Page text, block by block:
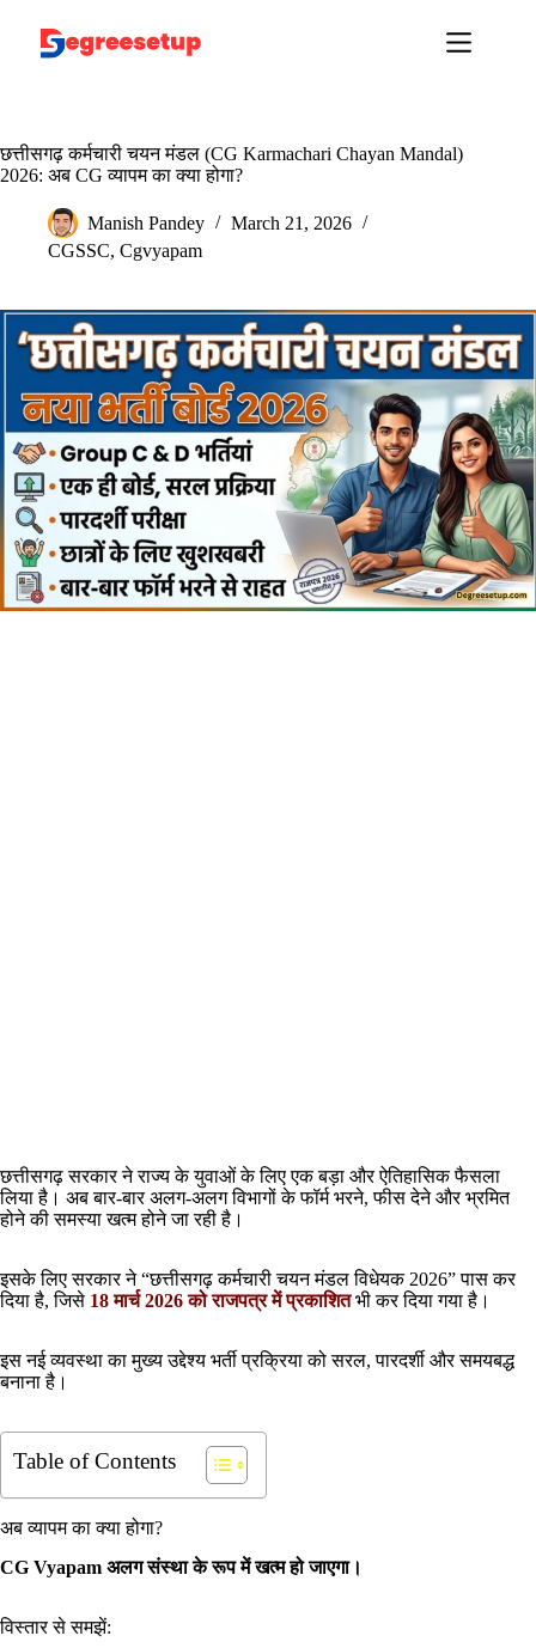
content
छत्तीसगढ़ कर्मचारी चयन मंडल (CG Karmachari Chayan Mandal)
2026: अब CG व्यापम का क्या होगा?
Manish Pandey
March 21, 2026
CGSSC, Cgvyapam
छत्तीसगढ़ सरकार ने राज्य के युवाओं के लिए एक बड़ा और ऐतिहासिक फैसला
लिया है। अब बार-बार अलग-अलग विभागों के फॉर्म भरने, फीस देने और भ्रमित
होने की समस्या खत्म होने जा रही है।
इसके लिए सरकार ने “छत्तीसगढ़ कर्मचारी चयन मंडल विधेयक 2026” पास कर
दिया है, जिसे 18 मार्च 2026 को राजपत्र में प्रकाशितभी कर दिया गया है।
इस नई व्यवस्था का मुख्य उद्देश्य भर्ती प्रक्रिया को सरल, पारदर्शी और समयबद्ध
बनाना है।
Table of Contents
अब व्यापम का क्या होगा?
CG Vyapam अलग संस्था के रूप में खत्म हो जाएगा।
विस्तार से समझें: